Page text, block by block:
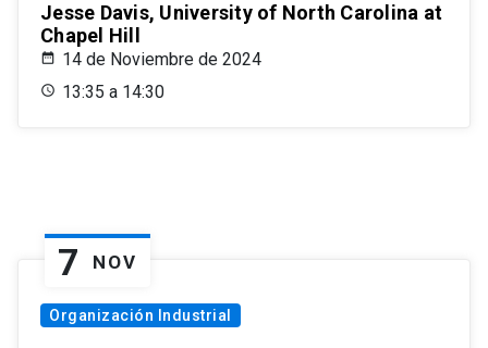
Jesse Davis, University of North Carolina at
Chapel Hill
14 de Noviembre de 2024
13:35 a 14:30
7 NOV
Organización Industrial